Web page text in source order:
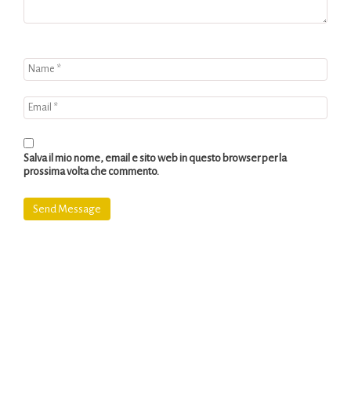
Salva il mio nome, email e sito web in questo browser per la
prossima volta che commento.